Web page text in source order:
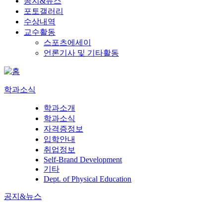
포토갤러리
수상내역
교수활동
스포츠에세이
언론기사 및 기타활동
학과소식
학과소개
학과소식
자격증정보
입학안내
취업정보
Self-Brand Development
기타
Dept. of Physical Education
공지&뉴스